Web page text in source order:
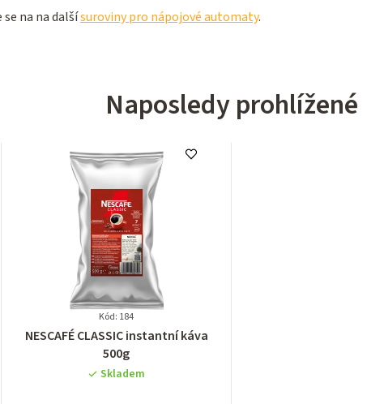
na na dalšísuroviny pro nápojové automaty.
Naposledy prohlížené
Kód: 184
Průměrné
hodnocení
produktu
NESCAFÉ CLASSIC instantní káva
500g
Skladem